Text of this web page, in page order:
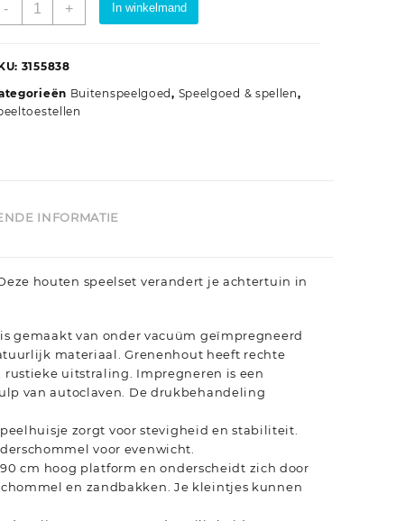
-
geïmpregneerd
+ In winkelmand
3155838
Buitenspeelgoed, Speelgoed & spellen,
INFORMATIE
houten speelset verandert je achtertuin in
gemaakt van onder vacuüm geïmpregneerd
materiaal. Grenenhout heeft rechte
rustieke uitstraling. Impregneren is een
van autoclaven. De drukbehandeling
zorgt voor stevigheid en stabiliteit.
voor evenwicht.
cm hoog platform en onderscheidt zich door
en zandbakken. Je kleintjes kunnen